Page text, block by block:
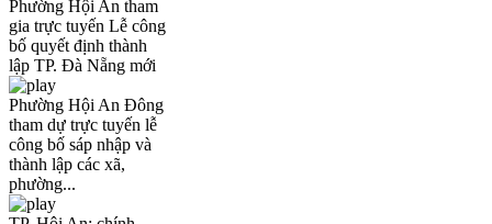
Phường Hội An tham
gia trực tuyến Lễ công
bố quyết định thành
lập TP. Đà Nẵng mới
Phường Hội An Đông
tham dự trực tuyến lễ
công bố sáp nhập và
thành lập các xã,
phường...